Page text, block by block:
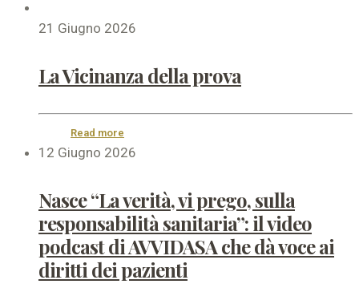
21 Giugno 2026
La Vicinanza della prova
Read more
12 Giugno 2026
Nasce “La verità, vi prego, sulla
responsabilità sanitaria”: il video
podcast di AVVIDASA che dà voce ai
diritti dei pazienti